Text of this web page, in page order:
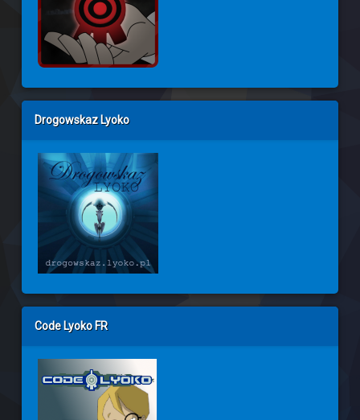
Drogowskaz Lyoko
Code Lyoko FR